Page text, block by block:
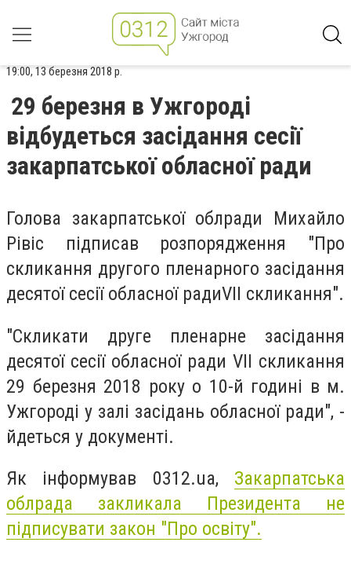
19:00, 13 березня 2018 р.
29 березня в Ужгороді
відбудеться засідання сесії
закарпатської обласної ради
Голова закарпатської облради Михайло
Рівіс підписав розпорядження "Про
скликання другого пленарного засідання
десятої сесії обласної радиVІІ скликання".
"Скликати друге пленарне засідання
десятої сесії обласної ради VІІ скликання
29 березня 2018 року о 10-й годині в м.
Ужгороді у залі засідань обласної ради", -
йдеться у документі.
Як інформував 0312.ua, Закарпатська
облрада закликала Президента не
підписувати закон "Про освіту".